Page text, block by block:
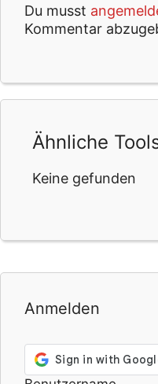
Du musst
Kommentar
Ähnliche
Keine gefunden
Anmelden